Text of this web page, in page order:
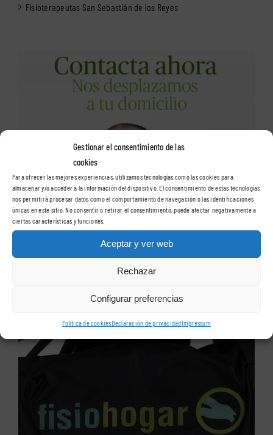
Gestionar el consentimiento de las
cookies
Para ofrecer las mejores experiencias, utilizamos tecnologías como las cookies para
almacenar y/o acceder a la información del dispositivo. El consentimiento de estas tecnologías
nos permitirá procesar datos como el comportamiento de navegación o las identificaciones
únicas en este sitio. No consentir o retirar el consentimiento, puede afectar negativamente a
ciertas características y funciones.
Aceptar y ver web
Rechazar
Configurar preferencias
Política de cookiesDeclaración de privacidadImpressum
Fisioterapeutas San Sebastián de los Reyes